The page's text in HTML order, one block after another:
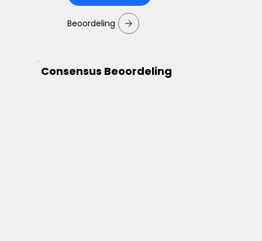
Beoordeling
Consensus Beoordeling